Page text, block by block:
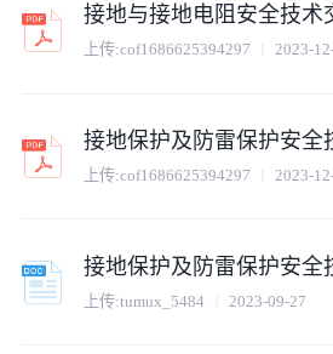
接地与接地电阻安全技术
上传:cof1686625394297 2023-
接地保护及防雷保护安全
上传:cof1686625394297 2023-
接地保护及防雷保护安全
上传:tumux_5484 2023-09-27